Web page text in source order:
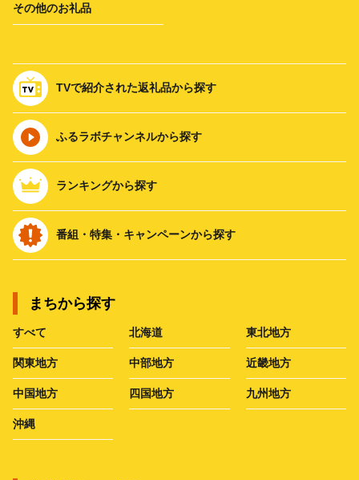
その他のお礼品
TVで紹介された返礼品から探す
ふるラボチャンネルから探す
ランキングから探す
番組・特集・キャンペーンから探す
まちから探す
すべて 北海道 東北地方
関東地方 中部地方 近畿地方
中国地方 四国地方 九州地方
沖縄